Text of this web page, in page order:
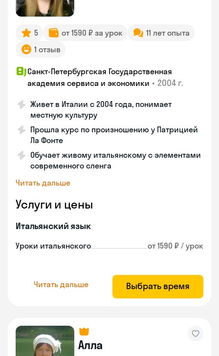
5 от 1590 ₽ за урок
11 лет опыта
1 отзыв
Санкт-Петербургская Государственная
академия сервиса и экономики • 2004 г.
Живет в Италии с 2004 года, понимает
местную культуру
Прошла курс по произношению у Патрицией
Ла Фонте
Обучает живому итальянскому с элементами
современного сленга
Читать дальше
Услуги и цены
Итальянский язык
Уроки итальянского от 1590 ₽ / урок
Читать дальше Выбрать время
Алла